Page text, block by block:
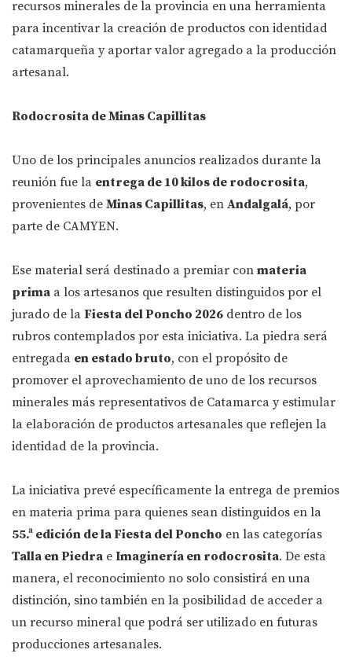
recursos minerales de la provincia en una herramienta
para incentivar la creación de productos con identidad
catamarqueña y aportar valor agregado a la producción
artesanal.
Rodocrosita de Minas Capillitas
Uno de los principales anuncios realizados durante la
reunión fue la entrega de 10 kilos de rodocrosita,
provenientes de Minas Capillitas, en Andalgalá, por
parte de CAMYEN.
Ese material será destinado a premiar con materia
prima a los artesanos que resulten distinguidos por el
jurado de la Fiesta del Poncho 2026 dentro de los
rubros contemplados por esta iniciativa. La piedra será
entregada en estado bruto, con el propósito de
promover el aprovechamiento de uno de los recursos
minerales más representativos de Catamarca y estimular
la elaboración de productos artesanales que reflejen la
identidad de la provincia.
La iniciativa prevé específicamente la entrega de premios
en materia prima para quienes sean distinguidos en la
55.ª edición de la Fiesta del Poncho en las categorías
Talla en Piedra e Imaginería en rodocrosita. De esta
manera, el reconocimiento no solo consistirá en una
distinción, sino también en la posibilidad de acceder a
un recurso mineral que podrá ser utilizado en futuras
producciones artesanales.